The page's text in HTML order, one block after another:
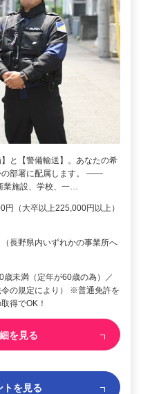
と【警備輸送】。あなたの希
の部署に配属します。 ――
施設、学校、一…
（大卒以上225,000円以上）
長野県内いずれかの事業所へ
未満（定年が60歳の為）／
の規定により） ※普通免許を
得でOK！
を見る
トを見る